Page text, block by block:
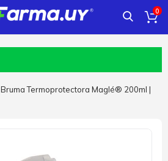
0
Bruma Termoprotectora Maglé® 200ml |